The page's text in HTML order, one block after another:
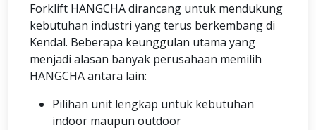
Forklift HANGCHA dirancang untuk mendukung
kebutuhan industri yang terus berkembang di
Kendal. Beberapa keunggulan utama yang
menjadi alasan banyak perusahaan memilih
HANGCHA antara lain:
Pilihan unit lengkap untuk kebutuhan
indoor maupun outdoor